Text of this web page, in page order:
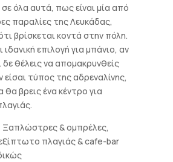
όλα αυτά, πως είναι μία από
παραλίες της Λευκάδας,
βρίσκεται κοντά στην πόλη.
ιδανική επιλογή για μπάνιο, αν
δε θέλεις να απομακρυνθείς
είσαι τύπος της αδρεναλίνης,
θα βρεις ένα κέντρο για
Ξαπλώστρες & ομπρέλες,
πλαγιάς & cafe-bar